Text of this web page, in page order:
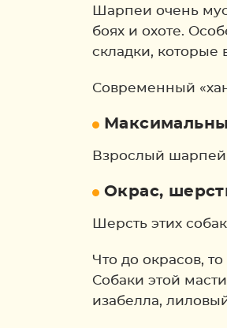
Шарпеи очень
боях и охоте.
складки,
Современный
Взрослый шарпей
Окрас,
Шерсть этих
Что до окрасов,
Собаки этой
изабелла,